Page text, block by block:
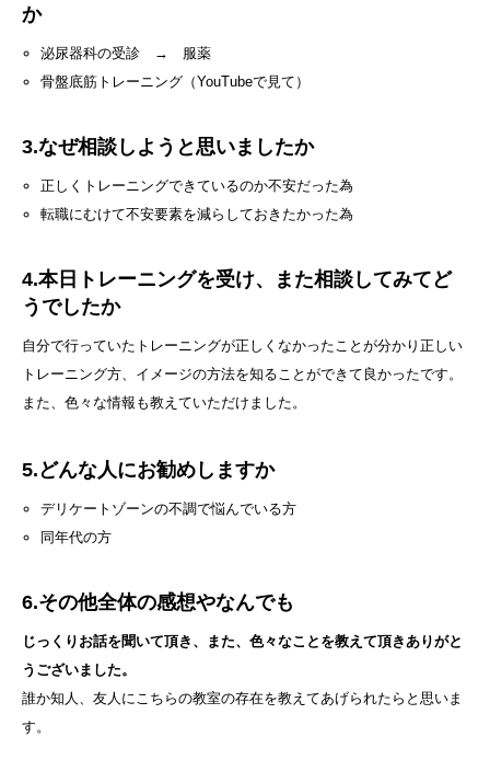
か
泌尿器科の受診 → 服薬
骨盤底筋トレーニング（YouTubeで見て）
3.なぜ相談しようと思いましたか
正しくトレーニングできているのか不安だった為
転職にむけて不安要素を減らしておきたかった為
4.本日トレーニングを受け、また相談してみてど
うでしたか
自分で行っていたトレーニングが正しくなかったことが分かり正しい
トレーニング方、イメージの方法を知ることができて良かったです。
また、色々な情報も教えていただけました。
5.どんな人にお勧めしますか
デリケートゾーンの不調で悩んでいる方
同年代の方
6.その他全体の感想やなんでも
じっくりお話を聞いて頂き、また、色々なことを教えて頂きありがと
うございました。
誰か知人、友人にこちらの教室の存在を教えてあげられたらと思いま
す。